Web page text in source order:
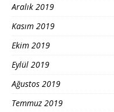
Aralık 2019
Kasım 2019
Ekim 2019
Eylül 2019
Ağustos 2019
Temmuz 2019